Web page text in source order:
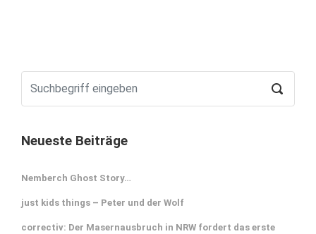
Neueste Beiträge
Nemberch Ghost Story…
just kids things – Peter und der Wolf
correctiv: Der Masernausbruch in NRW fordert das erste